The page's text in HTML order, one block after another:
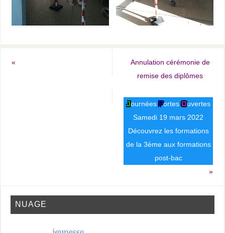
«
Annulation cérémonie de
remise des diplômes
Journées PortesOuvertes
Samedi 19 mars 2022
Découvrez les formations
de la 3ème aux formations
post-bac
»
NUAGE